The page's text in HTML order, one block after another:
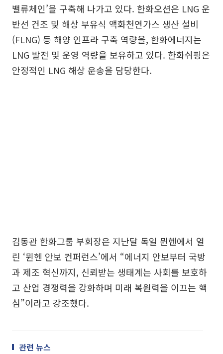
밸류체인’을 구축해 나가고 있다. 한화오션은 LNG 운
반선 건조 및 해상 부유식 액화천연가스 생산 설비
(FLNG) 등 해양 인프라 구축 역량을, 한화에너지는
LNG 발전 및 운영 역량을 보유하고 있다. 한화쉬핑은
안정적인 LNG 해상 운송을 담당한다.
김동관 한화그룹 부회장은 지난달 독일 뮌헨에서 열
린 ‘뮌헨 안보 컨퍼런스’에서 “에너지 안보부터 국방
과 제조 혁신까지, 신뢰받는 생태계는 사회를 보호하
고 산업 경쟁력을 강화하며 미래 복원력을 이끄는 핵
심”이라고 강조했다.
관련 뉴스